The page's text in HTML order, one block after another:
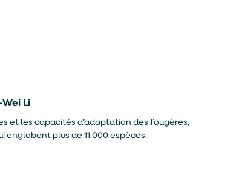
Li
et les capacités d’adaptation des fougères,
englobent plus de 11.000 espèces.